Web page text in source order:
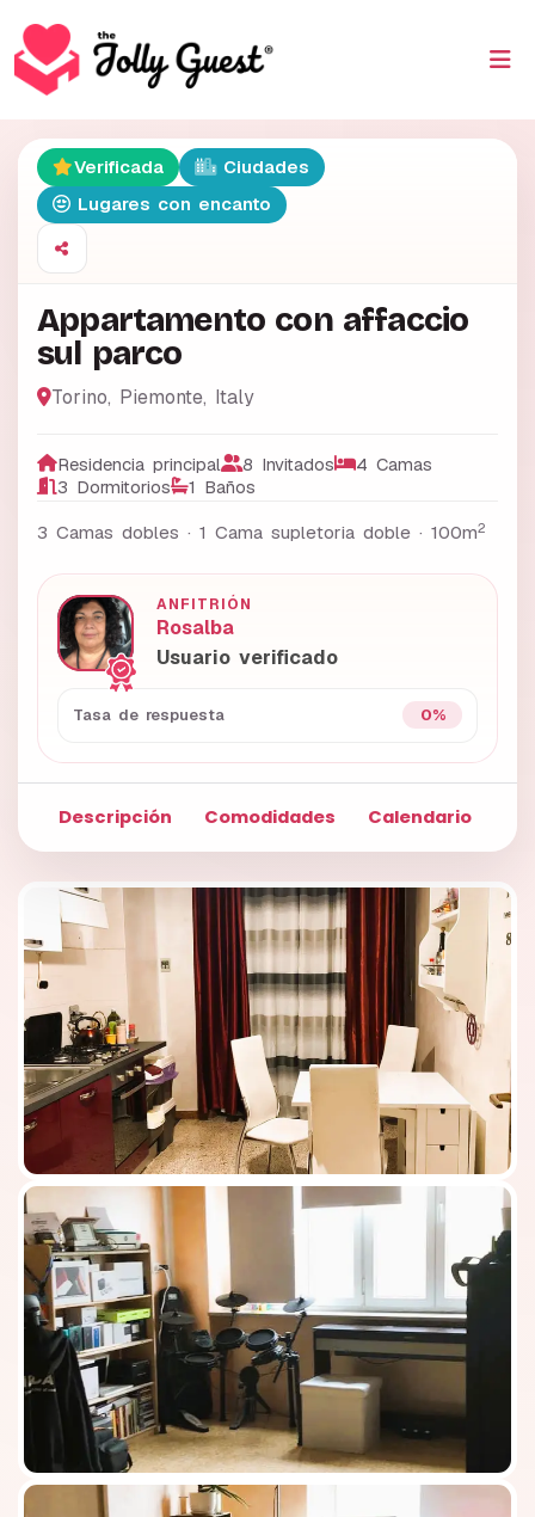
Verificada
Ciudades
Lugares con encanto
Appartamento con affaccio
sul parco
Torino, Piemonte, Italy
Residencia principal 8 Invitados
4 Camas
3 Dormitorios
1 Baños
3 Camas dobles · 1 Cama supletoria doble · 100m2
ANFITRIÓN
Rosalba
Usuario verificado
Tasa de respuesta 0%
Descripción Comodidades Calendario